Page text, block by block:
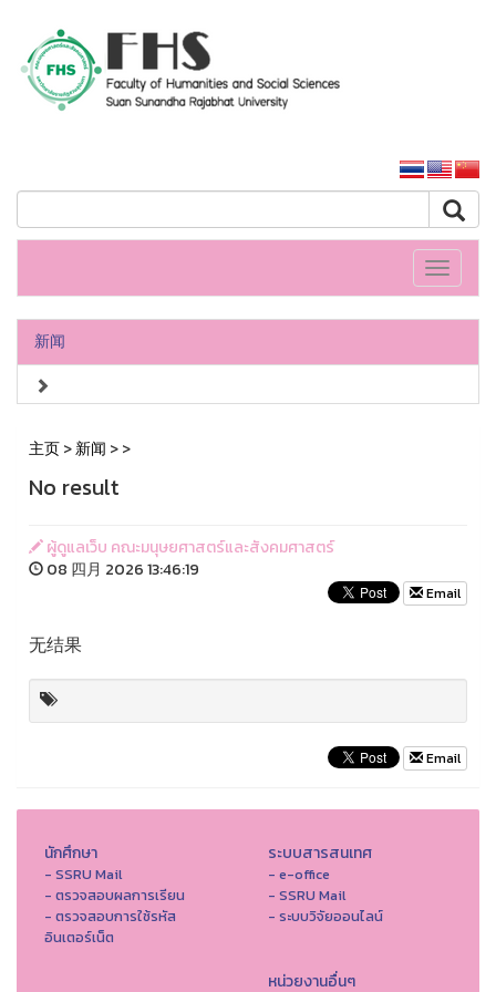
Toggle
新闻
主页>新闻 >>
No result
ผู้ดูแลเว็บ คณะมนุษยศาสตร์และสังคมศาสตร์
08 四月 2026 13:46:19
Email
无结果
Email
นักศึกษา
- SSRU Mail
- ตรวจสอบผลการเรียน
- ตรวจสอบการใช้รหัส
อินเตอร์เน็ต
ระบบสารสนเทศ
- e-office
- SSRU Mail
- ระบบวิจัยออนไลน์
หน่วยงานอื่นๆ